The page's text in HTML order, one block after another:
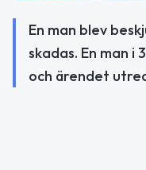
En man blev
skadas. En man
och ärendet